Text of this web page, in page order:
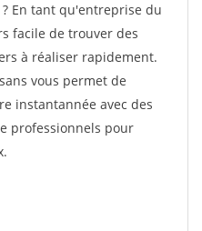
En tant qu'entreprise du
facile de trouver des
à réaliser rapidement.
vous permet de
instantannée avec des
professionnels pour